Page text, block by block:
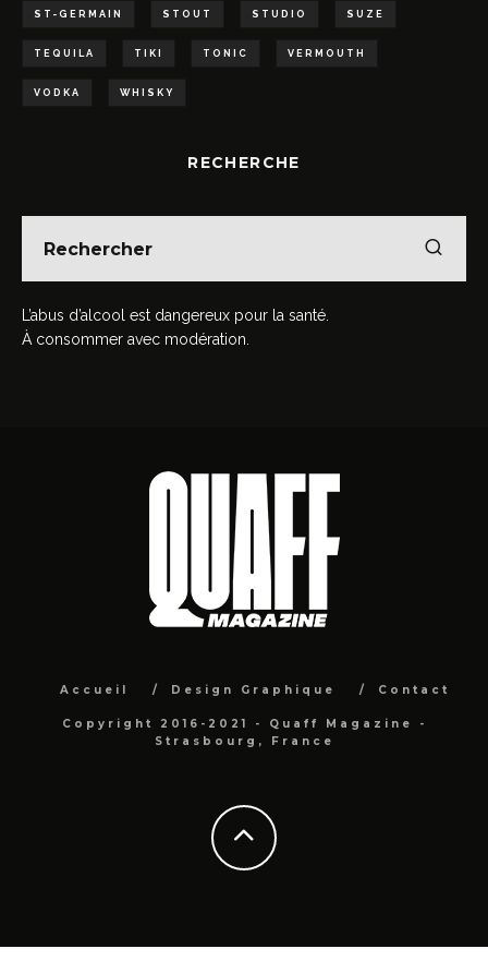
ST-GERMAIN STOUT STUDIO SUZE
TEQUILA TIKI TONIC VERMOUTH
VODKA WHISKY
RECHERCHE
L’abus d’alcool est dangereux pour la santé.
À consommer avec modération.
Accueil Design Graphique Contact
Copyright 2016-2021 - Quaff Magazine -
Strasbourg, France